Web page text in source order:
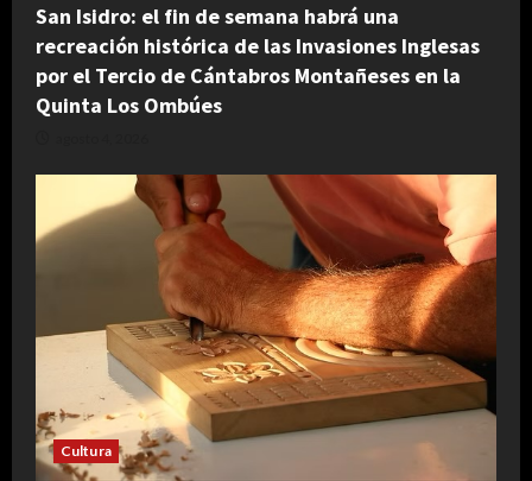
San Isidro: el fin de semana habrá una
recreación histórica de las Invasiones Inglesas
por el Tercio de Cántabros Montañeses en la
Quinta Los Ombúes
Cultura